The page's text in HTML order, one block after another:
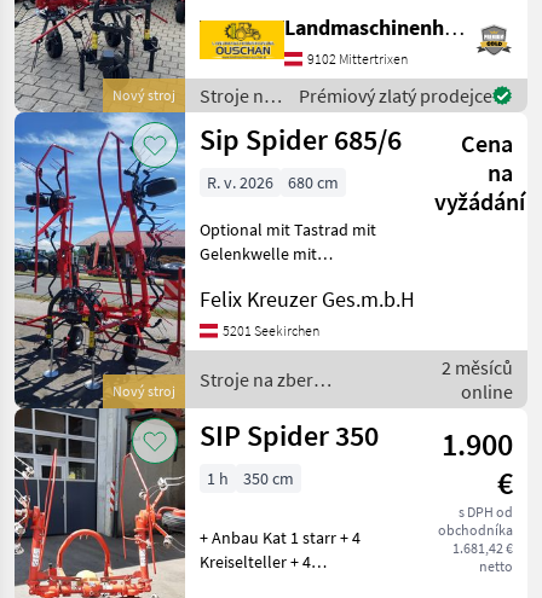
Nový stroj
Dreipunktanbau Kat I & Kat
II - Schwenkbock -
Dämpfungsstreben -
Gelenkwelle - hydraulisch k
Landmaschinenhandel Ouschan Anton
9102 Mittertrixen
Stroje na
zber
objemových
SIP
Prémiový zlatý prodejce
Nový stroj
Sip Spider 685/6
Cena
na
vyžádání
R. v. 2026 680 cm
Optional mit Tastrad mit
Gelenkwelle mit
Gewicht 870Kg Zavesený
riadkový ovládač,
zariadenie na hraničné
rozmetávanie, Nastavenie
Felix Kreuzer Ges.m.b.H
5201 Seekirchen
Stroje na zber
objemových krmív / SIP
2 měsíců
online
SIP Spider 350
1.900
€
s DPH od
obchodníka
1.681,42 €
netto
1 h 350 cm
+ Anbau Kat 1 starr + 4
Kreiselteller + 4